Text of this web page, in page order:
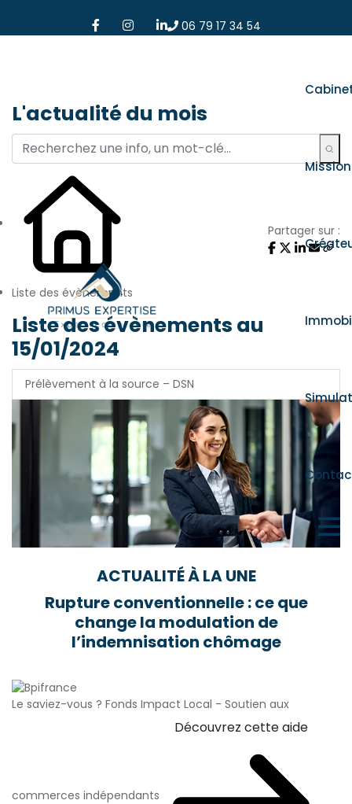
06 79 17 34 54
L'actualité du mois
Liste des évènements
Partager sur :
Liste des évènements au
15/01/2024
Prélèvement à la source – DSN
ACTUALITÉ À LA UNE
Rupture conventionnelle : ce que
change la modulation de
l’indemnisation chômage
Le saviez-vous ? Fonds Impact Local - Soutien aux
commerces indépendants
Découvrez cette aide